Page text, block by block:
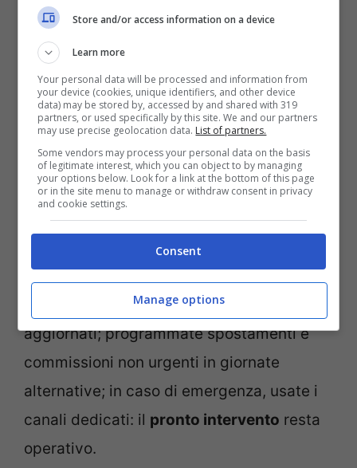
Queste tutele non sono opzionali. Fanno
parte delle garanzie previste per la
collettività.
Servizi garantiti e buone
pratiche
Cosa possiamo fare, allora? Tre mosse
semplici: verificate leinformazioni
comunicata, con orari e servizi garantiti
aggiornati; programmate spostamenti e
commissioni non urgenti in giornate
alternative; in caso di emergenza, usate i
canali dedicati: il pronto intervento resta
operativo.
Store and/or access information on a device
Learn more
Your personal data will be processed and information from
your device (cookies, unique identifiers, and other device
data) may be stored by, accessed by and shared with 319
partners, or used specifically by this site. We and our partners
may use precise geolocation data. List of partners.
Some vendors may process your personal data on the basis
of legitimate interest, which you can object to by managing
your options below. Look for a link at the bottom of this page
or in the site menu to manage or withdraw consent in privacy
and cookie settings.
Consent
Manage options